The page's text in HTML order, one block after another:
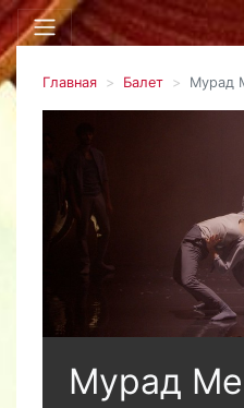
Главная Балет Мурад
Мурад